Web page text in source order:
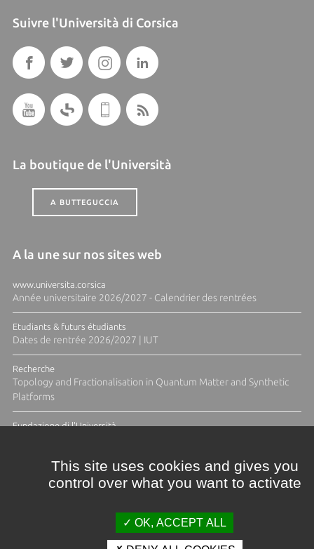
Suivre l'Università di Corsica
La boutique de l'Università
A BUTTEGUCCIA
A la une sur nos sites web
www.universita.corsica
Année universitaire 2026/2027 - Calendrier des rentrées
Etudiants & futurs étudiants
Dates de rentrée 2026/2027 | IUT
Recherche
Topology and Fractionalisation in Quantum Matter and Synthetic
Platforms
Fundazione di l'Università
This site uses cookies and gives you
control over what you want to activate
OK, ACCEPT ALL